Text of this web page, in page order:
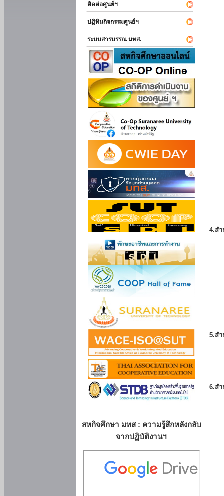
ติดต่อศูนย์ฯ
ปฏิทินกิจกรรมศูนย์ฯ
ระบบสารบรรณ มทส.
สหกิจศึกษา มทส : ความรู้สึกหลังกลับ
จากปฏิบัติงานฯ
4.ส
5.ส
6.ส